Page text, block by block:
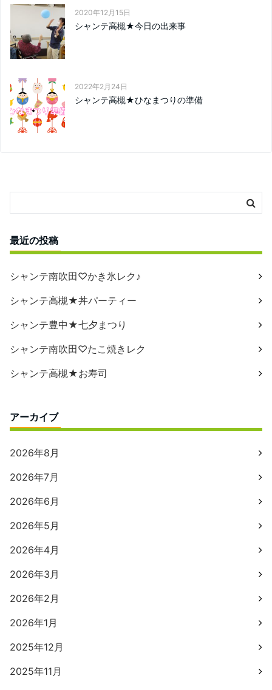
2020年12月15日
シャンテ高槻★今日の出来事
2022年2月24日
シャンテ高槻★ひなまつりの準備
最近の投稿
シャンテ南吹田♡かき氷レク♪
シャンテ高槻★丼パーティー
シャンテ豊中★七夕まつり
シャンテ南吹田♡たこ焼きレク
シャンテ高槻★お寿司
アーカイブ
2026年8月
2026年7月
2026年6月
2026年5月
2026年4月
2026年3月
2026年2月
2026年1月
2025年12月
2025年11月